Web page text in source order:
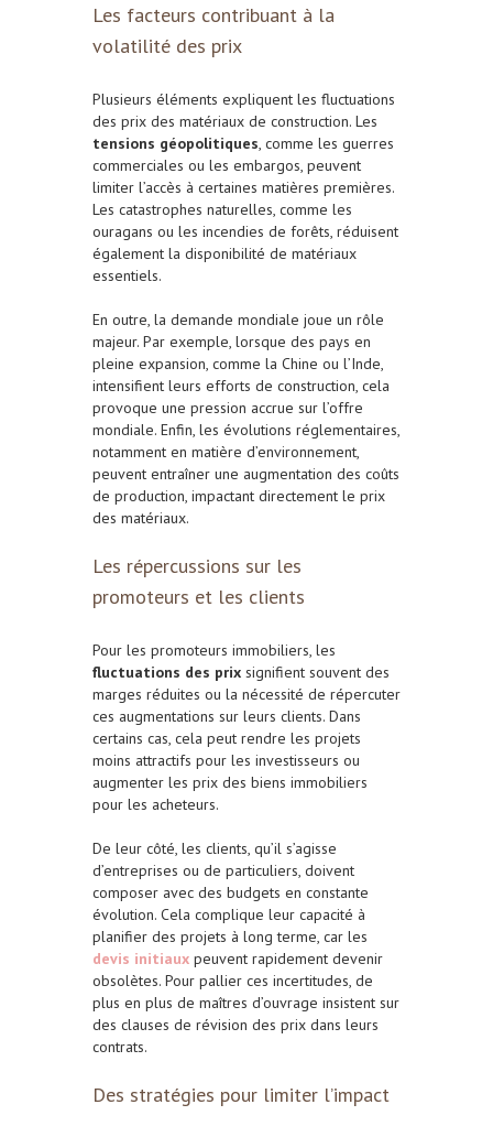
Les facteurs contribuant à la
volatilité des prix
Plusieurs éléments expliquent les fluctuations
des prix des matériaux de construction. Les
tensions géopolitiques, comme les guerres
commerciales ou les embargos, peuvent
limiter l’accès à certaines matières premières.
Les catastrophes naturelles, comme les
ouragans ou les incendies de forêts, réduisent
également la disponibilité de matériaux
essentiels.
En outre, la demande mondiale joue un rôle
majeur. Par exemple, lorsque des pays en
pleine expansion, comme la Chine ou l’Inde,
intensifient leurs efforts de construction, cela
provoque une pression accrue sur l’offre
mondiale. Enfin, les évolutions réglementaires,
notamment en matière d’environnement,
peuvent entraîner une augmentation des coûts
de production, impactant directement le prix
des matériaux.
Les répercussions sur les
promoteurs et les clients
Pour les promoteurs immobiliers, les
fluctuations des prix signifient souvent des
marges réduites ou la nécessité de répercuter
ces augmentations sur leurs clients. Dans
certains cas, cela peut rendre les projets
moins attractifs pour les investisseurs ou
augmenter les prix des biens immobiliers
pour les acheteurs.
De leur côté, les clients, qu’il s’agisse
d’entreprises ou de particuliers, doivent
composer avec des budgets en constante
évolution. Cela complique leur capacité à
planifier des projets à long terme, car les
devis initiaux peuvent rapidement devenir
obsolètes. Pour pallier ces incertitudes, de
plus en plus de maîtres d’ouvrage insistent sur
des clauses de révision des prix dans leurs
contrats.
Des stratégies pour limiter l’impact